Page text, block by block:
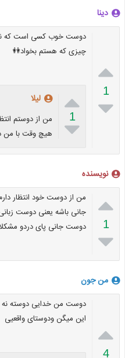
دینا

1

دوست خوب کسی است که
چیزی که هستم بخواد👭

1

لیلا
من از دوستم
هیچ وقت با من
نویسنده

1

من از دوست خود انتظار
جانی باشه یعنی دوست
دوست جانی پای دردو
من جون

4
دوست من خدایی دوسته نه
این میگن ودوستای واقعیی